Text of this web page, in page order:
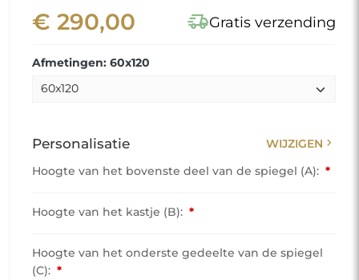
€ 290,00 delivery_truck_speedGratis verzending
Afmetingen: 60x120
Personalisatie WIJZIGEN chevron_right
Hoogte van het bovenste deel van de spiegel (A): *
Hoogte van het kastje (B): *
Hoogte van het onderste gedeelte van de spiegel
(C): *